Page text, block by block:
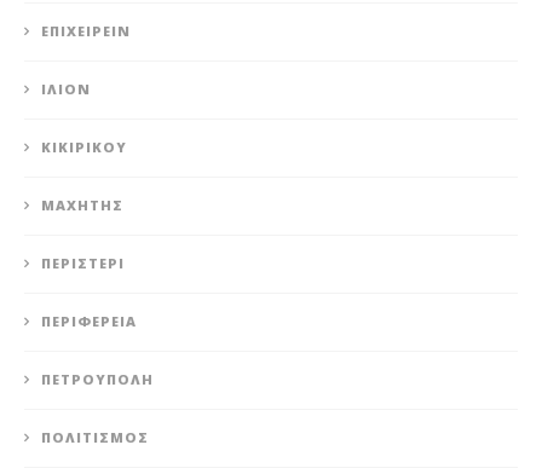
ΕΠΙΧΕΙΡΕΊΝ
ΊΛΙΟΝ
ΚΙΚΙΡΙΚΟΥ
ΜΑΧΗΤΗΣ
ΠΕΡΙΣΤΈΡΙ
ΠΕΡΙΦΈΡΕΙΑ
ΠΕΤΡΟΎΠΟΛΗ
ΠΟΛΙΤΙΣΜΌΣ